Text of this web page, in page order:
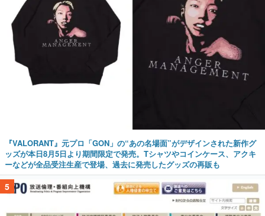
『VALORANT』元プロ「GON」の“あの名場面”がデザインされた新作グ
ッズが本日8月5日より期間限定で発売。Tシャツやコインケース、アクキ
ーなどが全品受注生産で登場、過去に発売したグッズの再販も
5